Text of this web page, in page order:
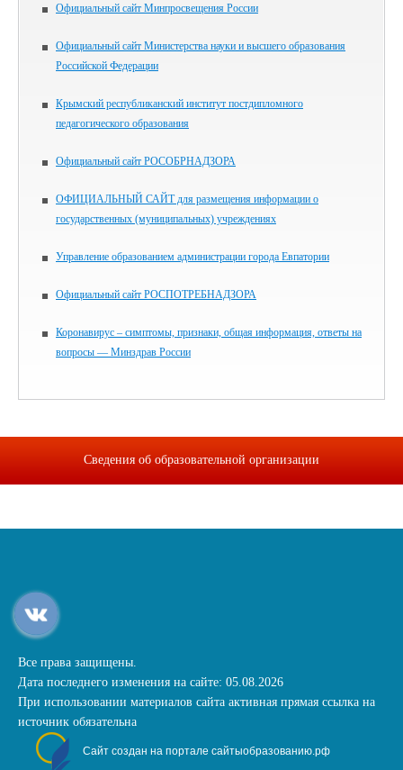
Официальный сайт Минпросвещения России
Официальный сайт Министерства науки и высшего образования
Российской Федерации
Крымский республиканский институт постдипломного
педагогического образования
Официальный сайт РОСОБРНАДЗОРА
ОФИЦИАЛЬНЫЙ САЙТ для размещения информации о
государственных (муниципальных) учреждениях
Управление образованием администрации города Евпатории
Официальный сайт РОСПОТРЕБНАДЗОРА
Коронавирус – симптомы, признаки, общая информация, ответы на
вопросы — Минздрав России
Сведения об образовательной организации
Все права защищены.
Дата последнего изменения на сайте: 05.08.2026
При использовании материалов сайта активная прямая ссылка на
источник обязательна
Сайт создан на портале сайтыобразованию.рф